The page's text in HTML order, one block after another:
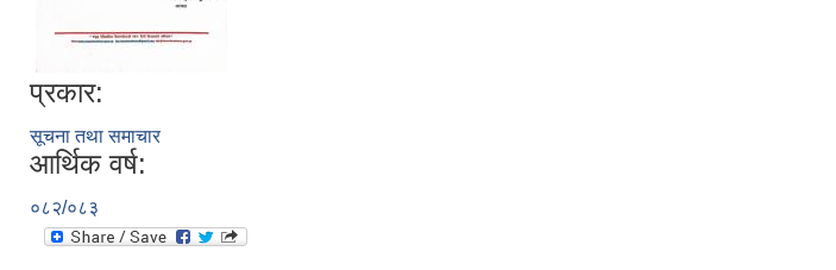
प्रकार:
सूचना तथा समाचार
आर्थिक वर्ष:
०८२/०८३